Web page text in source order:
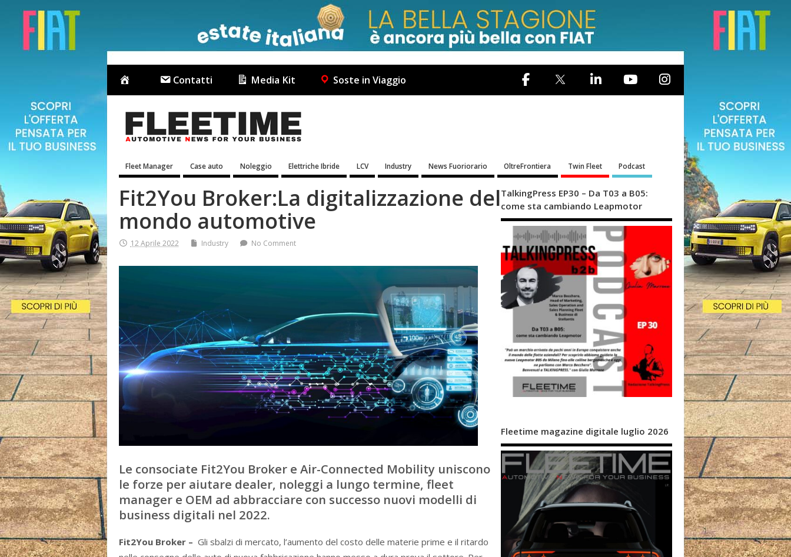
Contatti Media Kit Soste in Viaggio
Fleet Manager Case auto Noleggio Elettriche Ibride LCV Industry News Fuoriorario OltreFrontiera Twin Fleet Podcast
Fit2You Broker:La digitalizzazione del
mondo automotive
12 Aprile 2022 Industry No Comment
Le consociate Fit2You Broker e Air-Connected Mobility uniscono
le forze per aiutare dealer, noleggi a lungo termine, fleet
manager e OEM ad abbracciare con successo nuovi modelli di
business digitali nel 2022.
Fit2You Broker – Gli sbalzi di mercato, l’aumento del costo delle materie prime e il ritardo
TalkingPress EP30 – Da T03 a B05:
come sta cambiando Leapmotor
Fleetime magazine digitale luglio 2026